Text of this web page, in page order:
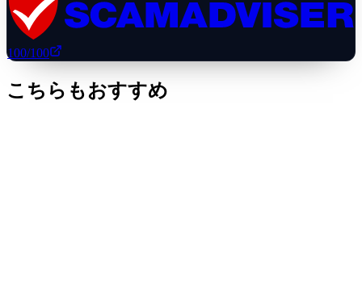
100/100
こちらもおすすめ